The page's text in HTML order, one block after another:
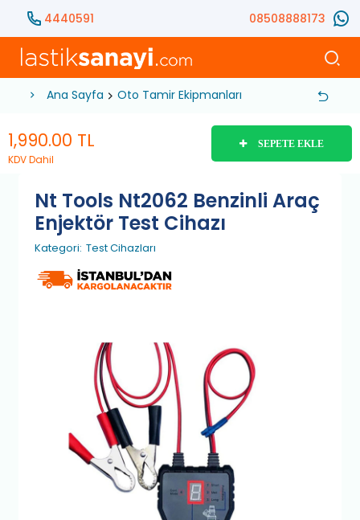
4440591 08508888173
Ana Sayfa Oto Tamir Ekipmanları Test ve Ölçüm
1,990.00 TL
KDV Dahil
SEPETE EKLE
Nt Tools Nt2062 Benzinli Araç
Enjektör Test Cihazı
Kategori: Test Cihazları